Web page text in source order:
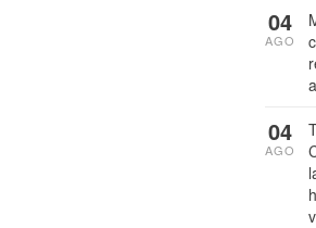
04
AGO
04
AGO